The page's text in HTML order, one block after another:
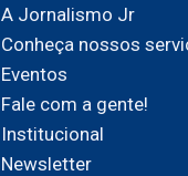
A Jornalismo Jr
Conheça nossos
Eventos
Fale com a gente!
Institucional
Newsletter